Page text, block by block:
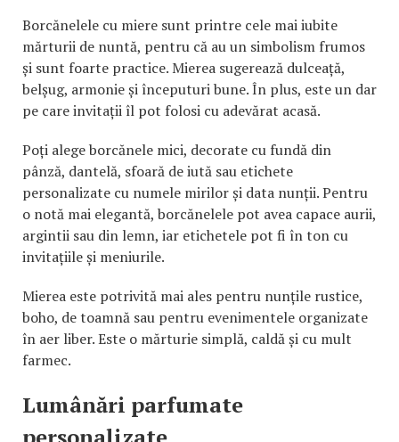
Borcănelele cu miere sunt printre cele mai iubite
mărturii de nuntă, pentru că au un simbolism frumos
și sunt foarte practice. Mierea sugerează dulceață,
belșug, armonie și începuturi bune. În plus, este un dar
pe care invitații îl pot folosi cu adevărat acasă.
Poți alege borcănele mici, decorate cu fundă din
pânză, dantelă, sfoară de iută sau etichete
personalizate cu numele mirilor și data nunții. Pentru
o notă mai elegantă, borcănelele pot avea capace aurii,
argintii sau din lemn, iar etichetele pot fi în ton cu
invitațiile și meniurile.
Mierea este potrivită mai ales pentru nunțile rustice,
boho, de toamnă sau pentru evenimentele organizate
în aer liber. Este o mărturie simplă, caldă și cu mult
farmec.
Lumânări parfumate